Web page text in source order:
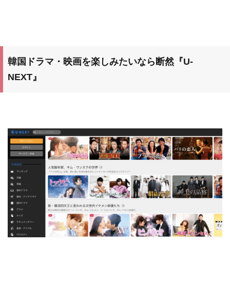
韓国ドラマ・映画を楽しみたいなら断然『U-
NEXT』